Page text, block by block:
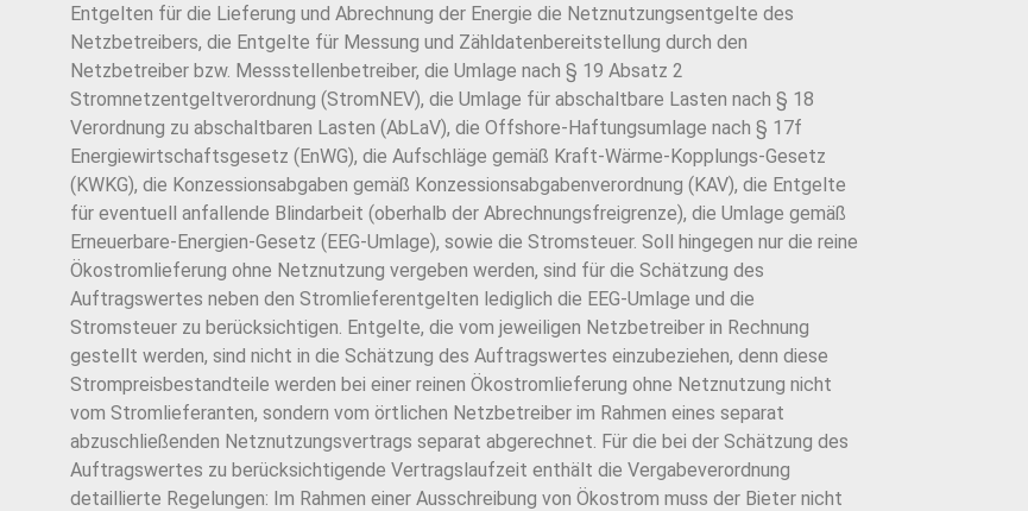
Entgelten für die Lieferung und Abrechnung der Energie die Netznutzungsentgelte des
Netzbetreibers, die Entgelte für Messung und Zähldatenbereitstellung durch den
Netzbetreiber bzw. Messstellenbetreiber, die Umlage nach § 19 Absatz 2
Stromnetzentgeltverordnung (StromNEV), die Umlage für abschaltbare Lasten nach § 18
Verordnung zu abschaltbaren Lasten (AbLaV), die Offshore-Haftungsumlage nach § 17f
Energiewirtschaftsgesetz (EnWG), die Aufschläge gemäß Kraft-Wärme-Kopplungs-Gesetz
(KWKG), die Konzessionsabgaben gemäß Konzessionsabgabenverordnung (KAV), die Entgelte
für eventuell anfallende Blindarbeit (oberhalb der Abrechnungsfreigrenze), die Umlage gemäß
Erneuerbare-Energien-Gesetz (EEG-Umlage), sowie die Stromsteuer. Soll hingegen nur die reine
Ökostromlieferung ohne Netznutzung vergeben werden, sind für die Schätzung des
Auftragswertes neben den Stromlieferentgelten lediglich die EEG-Umlage und die
Stromsteuer zu berücksichtigen. Entgelte, die vom jeweiligen Netzbetreiber in Rechnung
gestellt werden, sind nicht in die Schätzung des Auftragswertes einzubeziehen, denn diese
Strompreisbestandteile werden bei einer reinen Ökostromlieferung ohne Netznutzung nicht
vom Stromlieferanten, sondern vom örtlichen Netzbetreiber im Rahmen eines separat
abzuschließenden Netznutzungsvertrags separat abgerechnet. Für die bei der Schätzung des
Auftragswertes zu berücksichtigende Vertragslaufzeit enthält die Vergabeverordnung
detaillierte Regelungen: Im Rahmen einer Ausschreibung von Ökostrom muss der Bieter nicht